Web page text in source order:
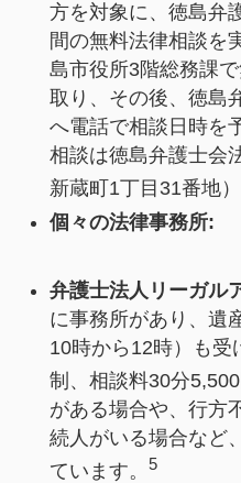
方を対象に、徳島弁
間の無料法律相談を
島市役所3階総務課
取り、その後、徳島
へ電話で相談日時を
相談は徳島弁護士会
新蔵町1丁目31番地
個々の法律事務所:
弁護士法人リーガル
に事務所があり、遺
10時から12時）も受
制、相談料30分5,500
がある場合や、行方
続人がいる場合など
ています。
5